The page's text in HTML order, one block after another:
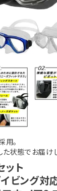
用。
状態でお届け
ット
イビング対